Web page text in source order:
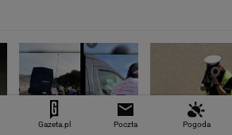
Gazeta.pl Poczta Pogoda